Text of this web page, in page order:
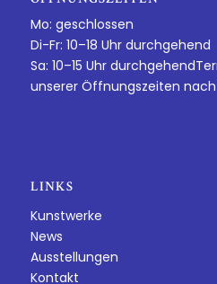
Mo: geschlossen
Di-Fr: 10–18 Uhr durchgehend
Sa: 10–15 Uhr
unserer Öffnungszeiten
LINKS
Kunstwerke
News
Ausstellungen
Kontakt